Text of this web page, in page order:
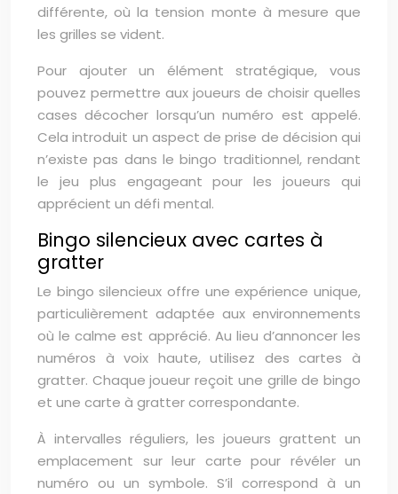
différente, où la tension monte à mesure que
les grilles se vident.
Pour ajouter un élément stratégique, vous
pouvez permettre aux joueurs de choisir quelles
cases décocher lorsqu’un numéro est appelé.
Cela introduit un aspect de prise de décision qui
n’existe pas dans le bingo traditionnel, rendant
le jeu plus engageant pour les joueurs qui
apprécient un défi mental.
Bingo silencieux avec cartes à
gratter
Le bingo silencieux offre une expérience unique,
particulièrement adaptée aux environnements
où le calme est apprécié. Au lieu d’annoncer les
numéros à voix haute, utilisez des cartes à
gratter. Chaque joueur reçoit une grille de bingo
et une carte à gratter correspondante.
À intervalles réguliers, les joueurs grattent un
emplacement sur leur carte pour révéler un
numéro ou un symbole. S’il correspond à un